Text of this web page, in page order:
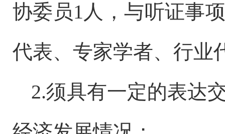
协委员1人，与听证事
代表、专家学者、行业
2.须具有一定的表达